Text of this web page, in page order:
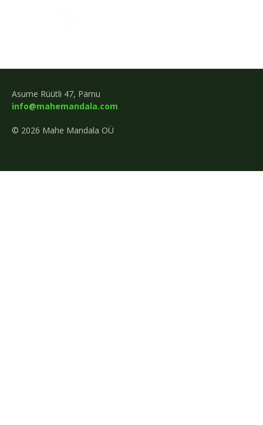
Asume Rüütli 47, Pärnu
info@mahemandala.com
© 2026 Mahe Mandala OÜ